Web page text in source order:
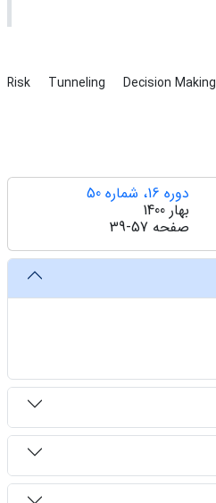
Risk Tunneling Decision Making
دوره 16، شماره 50
بهار 1400
صفحه 39-57